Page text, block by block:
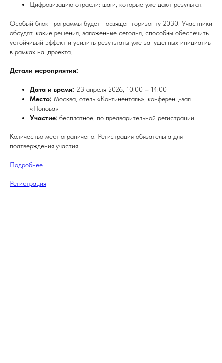
Цифровизацию отрасли: шаги, которые уже дают результат.
Особый блок программы будет посвящен горизонту 2030. Участники
обсудят, какие решения, заложенные сегодня, способны обеспечить
устойчивый эффект и усилить результаты уже запущенных инициатив
в рамках нацпроекта.
Детали мероприятия:
Дата и время: 23 апреля 2026, 10:00 – 14:00
Место: Москва, отель «Континенталь», конференц-зал
«Попова»
Участие: бесплатное, по предварительной регистрации
Количество мест ограничено. Регистрация обязательна для
подтверждения участия.
Подробнее
Регистрация